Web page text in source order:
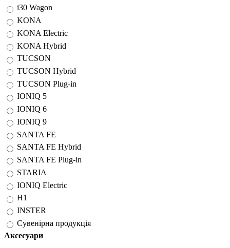
i30 Wagon
KONA
KONA Electric
KONA Hybrid
TUCSON
TUCSON Hybrid
TUCSON Plug-in
IONIQ 5
IONIQ 6
IONIQ 9
SANTA FE
SANTA FE Hybrid
SANTA FE Plug-in
STARIA
IONIQ Electric
H1
INSTER
Сувенірна продукція
Аксесуари